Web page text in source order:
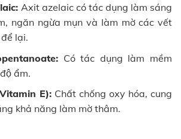
Axit azelaic có tác dụng làm sáng
ngăn ngừa mụn và làm mờ các vết
lại.
Có tác dụng làm mềm
ẩm.
E):Chất chống oxy hóa, cung
khả năng làm mờ thâm.